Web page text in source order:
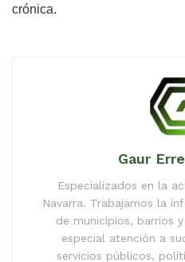
crónica.
Gaur
Especializados en la
Navarra. Trabajamos la
de municipios, barrios
especial atención a
servicios públicos,